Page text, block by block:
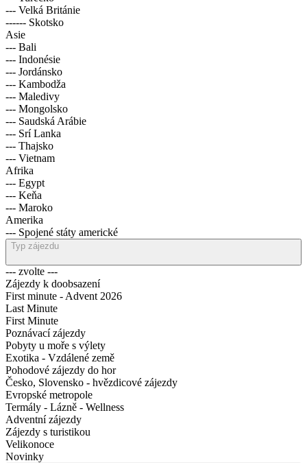
--- Velká Británie
------ Skotsko
Asie
--- Bali
--- Indonésie
--- Jordánsko
--- Kambodža
--- Maledivy
--- Mongolsko
--- Saudská Arábie
--- Srí Lanka
--- Thajsko
--- Vietnam
Afrika
--- Egypt
--- Keňa
--- Maroko
Amerika
--- Spojené státy americké
Typ zájezdu
--- zvolte ---
Zájezdy k doobsazení
First minute - Advent 2026
Last Minute
First Minute
Poznávací zájezdy
Pobyty u moře s výlety
Exotika - Vzdálené země
Pohodové zájezdy do hor
Česko, Slovensko - hvězdicové zájezdy
Evropské metropole
Termály - Lázně - Wellness
Adventní zájezdy
Zájezdy s turistikou
Velikonoce
Novinky